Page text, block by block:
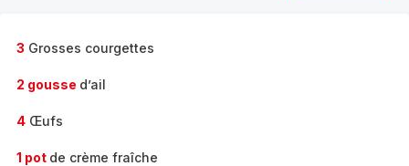
3 Grosses courgettes
2 gousse d’ail
4 Œufs
1 pot de crème fraîche